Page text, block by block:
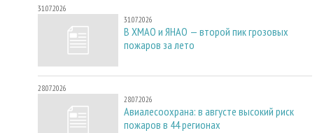
31.07.2026
31.07.2026
В ХМАО и ЯНАО — второй пик грозовых
пожаров за лето
28.07.2026
28.07.2026
Авиалесоохрана: в августе высокий риск
пожаров в 44 регионах